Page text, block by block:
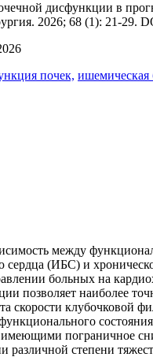
дисфункции в
2026; 68 (1): 21-29.
почек, ишемическая
между
(ИБС) и
больных на
позволяет наиболее
скорости
пограничное
различной степени